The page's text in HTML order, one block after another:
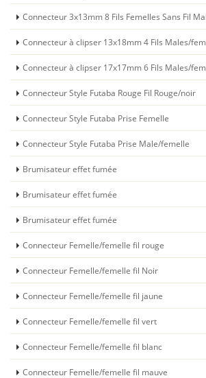
Connecteur 3x13mm 8 Fils Femelles Sans Fil
Connecteur à clipser 13x18mm 4 Fils Males/
Connecteur à clipser 17x17mm 6 Fils Males/
Connecteur Style Futaba Rouge Fil Rouge/noir
Connecteur Style Futaba Prise Femelle
Connecteur Style Futaba Prise Male/femelle
Brumisateur effet fumée
Brumisateur effet fumée
Brumisateur effet fumée
Connecteur Femelle/femelle fil rouge
Connecteur Femelle/femelle fil Noir
Connecteur Femelle/femelle fil jaune
Connecteur Femelle/femelle fil vert
Connecteur Femelle/femelle fil blanc
Connecteur Femelle/femelle fil mauve